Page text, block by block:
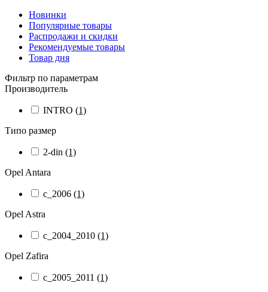
Новинки
Популярные товары
Распродажи и скидки
Рекомендуемые товары
Товар дня
Фильтр по параметрам
Производитель
INTRO (1)
Типо размер
2-din (1)
Opel Antara
с_2006 (1)
Opel Astra
с_2004_2010 (1)
Opel Zafira
с_2005_2011 (1)